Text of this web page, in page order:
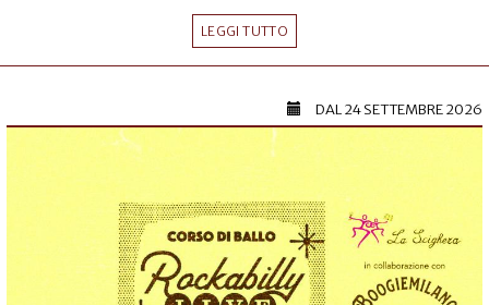
LEGGI TUTTO
DAL24 SETTEMBRE 2026